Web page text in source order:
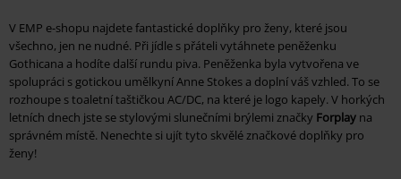
V EMP e-shopu najdete fantastické doplňky pro ženy, které jsou
všechno, jen ne nudné. Při jídle s přáteli vytáhnete peněženku
Gothicana a hodíte další rundu piva. Peněženka byla vytvořena ve
spolupráci s gotickou umělkyní Anne Stokes a doplní váš vzhled. To se
rozhoupe s toaletní taštičkou AC/DC, na které je logo kapely. V horkých
letních dnech jste se stylovými slunečními brýlemi značky Forplay na
správném místě. Nenechte si ujít tyto skvělé značkové doplňky pro
ženy!